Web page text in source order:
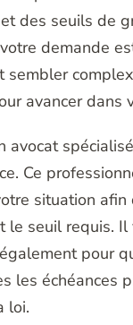
des seuils de
demande
sembler
avancer dans
avocat
Ce
situation afin
le seuil requis. Il
pour
les échéances
loi.